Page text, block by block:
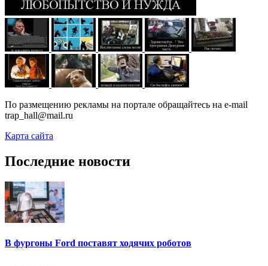
По размещению рекламы на портале обращайтесь на e-mail
trap_hall@mail.ru
Карта сайта
Последние новости
В фургоны Ford поставят ходячих роботов